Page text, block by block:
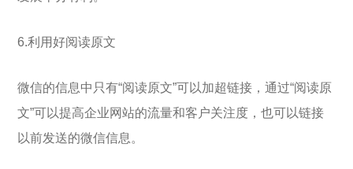
6.利用好阅读原文
微信的信息中只有“阅读原文”可以加超链接，通过“阅读原
文”可以提高企业网站的流量和客户关注度，也可以链接
以前发送的微信信息。